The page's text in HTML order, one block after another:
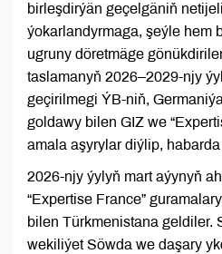
birleşdirýän geçelgäniň
ýokarlandyrmaga, şeýle hem
ugruny döretmäge
taslamanyň 2026–2029-njy
geçirilmegi ÝB-niň,
goldawy bilen GIZ we
amala aşyrylar diýlip,
2026-njy ýylyň mart aýynyň
“Expertise France”
bilen Türkmenistana geldiler.
wekiliýet Söwda we daşary